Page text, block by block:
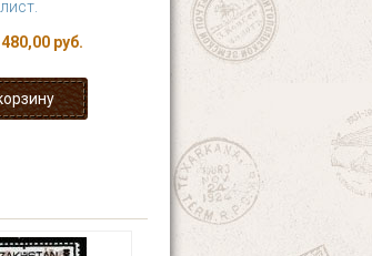
лист.
480,00 руб.